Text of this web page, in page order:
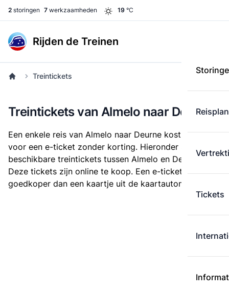
2 storingen 7 werkzaamheden 19 °C
Rijden de Treinen
Tickets
Treintickets
Treintickets van Almelo naar Deurne
Een enkele reis van Almelo naar Deurne kost
€ 33,30
voor een e-ticket zonder korting. Hieronder staan alle
beschikbare treintickets tussen Almelo en Deurne.
Deze tickets zijn online te koop. Een e-ticket is altijd
goedkoper dan een kaartje uit de kaartautomaat.